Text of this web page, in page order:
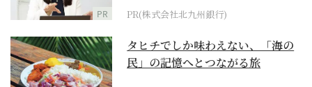
PR PR(株式会社北九州銀行)
タヒチでしか味わえない、「海の
民」の記憶へとつながる旅